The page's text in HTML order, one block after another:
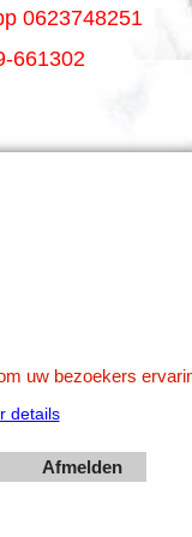
661302
gemaakt met
webwinkel
uw bezoekers
details
Afmelden